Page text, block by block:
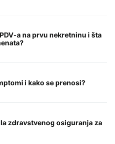
a na prvu nekretninu i šta
i kako se prenosi?
zdravstvenog osiguranja za